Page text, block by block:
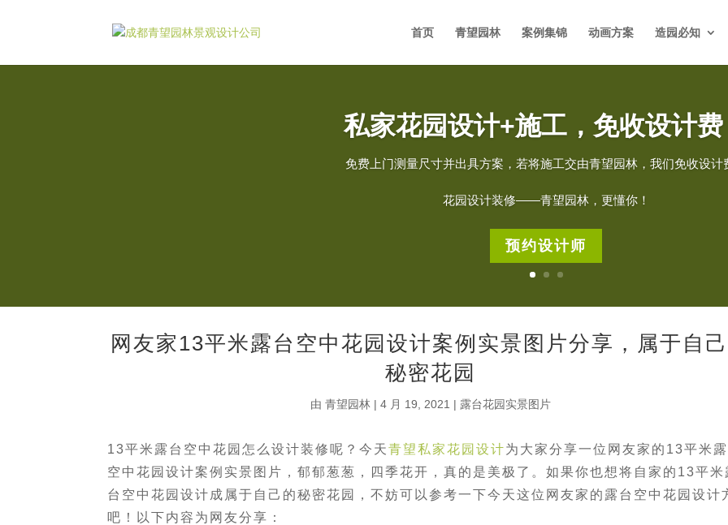
首页 青望园林 案例集锦 动画方案 造园必知
私家花园设计+施工，免收设计
免费上门测量尺寸并出具方案，若将施工交由青望园林，我们免收设计
花园设计装修——青望园林，更懂你！
预约设计师
网友家13平米露台空中花园设计案例实景图片分享，属于自
秘密花园
由 青望园林| 4 月 19, 2021 | 露台花园实景图片
13平米露台空中花园怎么设计装修呢？今天青望私家花园设计为大家分享一位网友家的13平米
空中花园设计案例实景图片，郁郁葱葱，四季花开，真的是美极了。如果你也想将自家的13平米
台空中花园设计成属于自己的秘密花园，不妨可以参考一下今天这位网友家的露台空中花园设计
吧！以下内容为网友分享：